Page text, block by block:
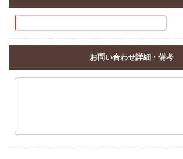
お問い合わせ詳細・備考